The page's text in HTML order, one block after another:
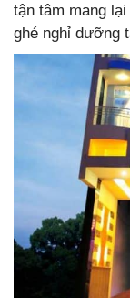
tận tâm mang
ghé nghỉ dưỡng